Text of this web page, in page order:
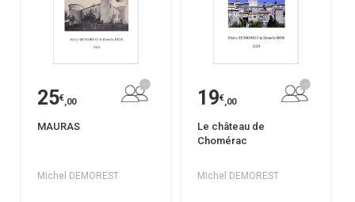
25€,00
MAURAS
Michel DEMOREST
19€,00
Le château de
Chomérac
Michel DEMOREST